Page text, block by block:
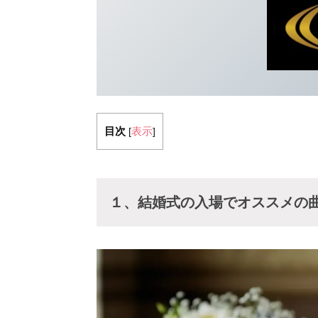
目次 [表示]
１、結婚式の入場でオススメの